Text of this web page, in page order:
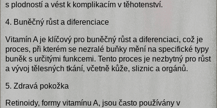
s plodností a vést k komplikacím v těhotenství.
4. Buněčný růst a diferenciace
Vitamín A je klíčový pro buněčný růst a diferenciaci, což je
proces, při kterém se nezralé buňky mění na specifické typy
buněk s určitými funkcemi. Tento proces je nezbytný pro růst
a vývoj tělesných tkání, včetně kůže, sliznic a orgánů.
5. Zdravá pokožka
Retinoidy, formy vitamínu A, jsou často používány v